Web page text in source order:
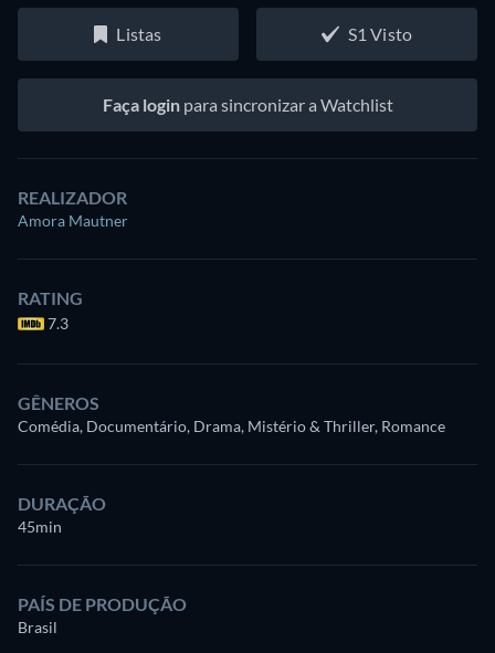
Listas S1 Visto
Faça loginpara sincronizar a Watchlist
REALIZADOR
Amora Mautner
RATING
7.3
GÊNEROS
Comédia, Documentário, Drama, Mistério & Thriller, Romance
DURAÇÃO
45min
PAÍS DE PRODUÇÃO
Brasil